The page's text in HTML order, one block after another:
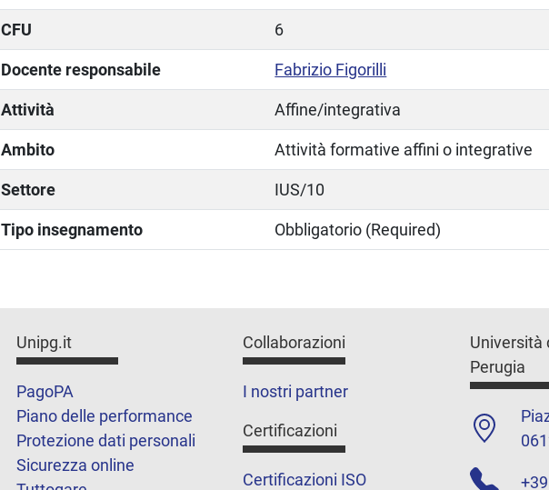
CFU 6
Docente responsabile Fabrizio Figorilli
Attività Affine/integrativa
Ambito Attività formative affini o integrative
Settore IUS/10
Tipo insegnamento Obbligatorio (Required)
Unipg.it
PagoPA
Piano delle performance
Protezione dati personali
Sicurezza online
Collaborazioni
I nostri partner
Certificazioni
Certificazioni ISO
Università
Perugia